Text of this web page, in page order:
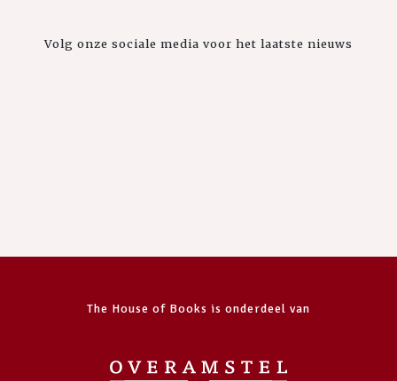
Volg onze sociale media voor het laatste nieuws
The House of Books is onderdeel van